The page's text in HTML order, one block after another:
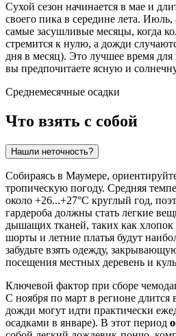
Сухой сезон начинается в мае и
своего пика в середине лета.
самые засушливые месяцы, когда
стремится к нулю, а дожди
дня в месяц). Это лучшее время
вы предпочитаете ясную и
Среднемесячные осадки
Что взять с собой
Нашли неточность?
Собираясь в Маумере,
тропическую погоду. Средняя
около +26...+27°C круглый год,
гардероба должны стать легкие
дышащих тканей, таких как
шорты и летние платья будут
забудьте взять одежду,
посещения местных деревень и
Ключевой фактор при сборе
С ноября по март в регионе длится
дожди могут идти практически
осадками в январе). В этот период